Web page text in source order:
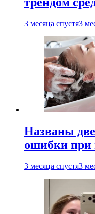
3 месяца спустя3
Названы
ошибки при
3 месяца спустя3